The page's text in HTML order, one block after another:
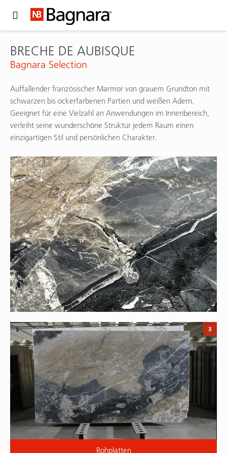
BRECHE DE AUBISQUE
Bagnara Selection
Auffallender französischer Marmor von grauem Grundton mit
schwarzen bis ockerfarbenen Partien und weißen Adern.
Geeignet für eine Vielzahl an Anwendungen im Innenbereich,
verleiht seine wunderschöne Struktur jedem Raum einen
einzigartigen Stil und persönlichen Charakter.
Rohplatten
3